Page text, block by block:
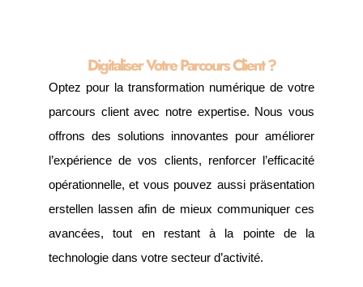
Digitaliser Votre Parcours Client ?
Optez pour la transformation numérique de votre
parcours client avec notre expertise. Nous vous
offrons des solutions innovantes pour améliorer
l’expérience de vos clients, renforcer l’efficacité
opérationnelle, et vous pouvez aussi präsentation
erstellen lassen afin de mieux communiquer ces
avancées, tout en restant à la pointe de la
technologie dans votre secteur d’activité.